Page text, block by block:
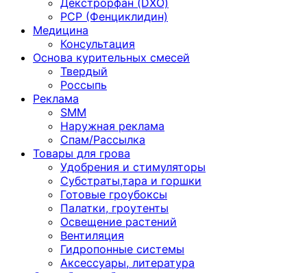
Декстрорфан (DXO)
PCP (Фенциклидин)
Медицина
Консультация
Основа курительных смесей
Твердый
Россыпь
Реклама
SMM
Наружная реклама
Спам/Рассылка
Товары для грова
Удобрения и стимуляторы
Субстраты,тара и горшки
Готовые гроубоксы
Палатки, гроутенты
Освещение растений
Вентиляция
Гидропонные системы
Аксессуары, литература